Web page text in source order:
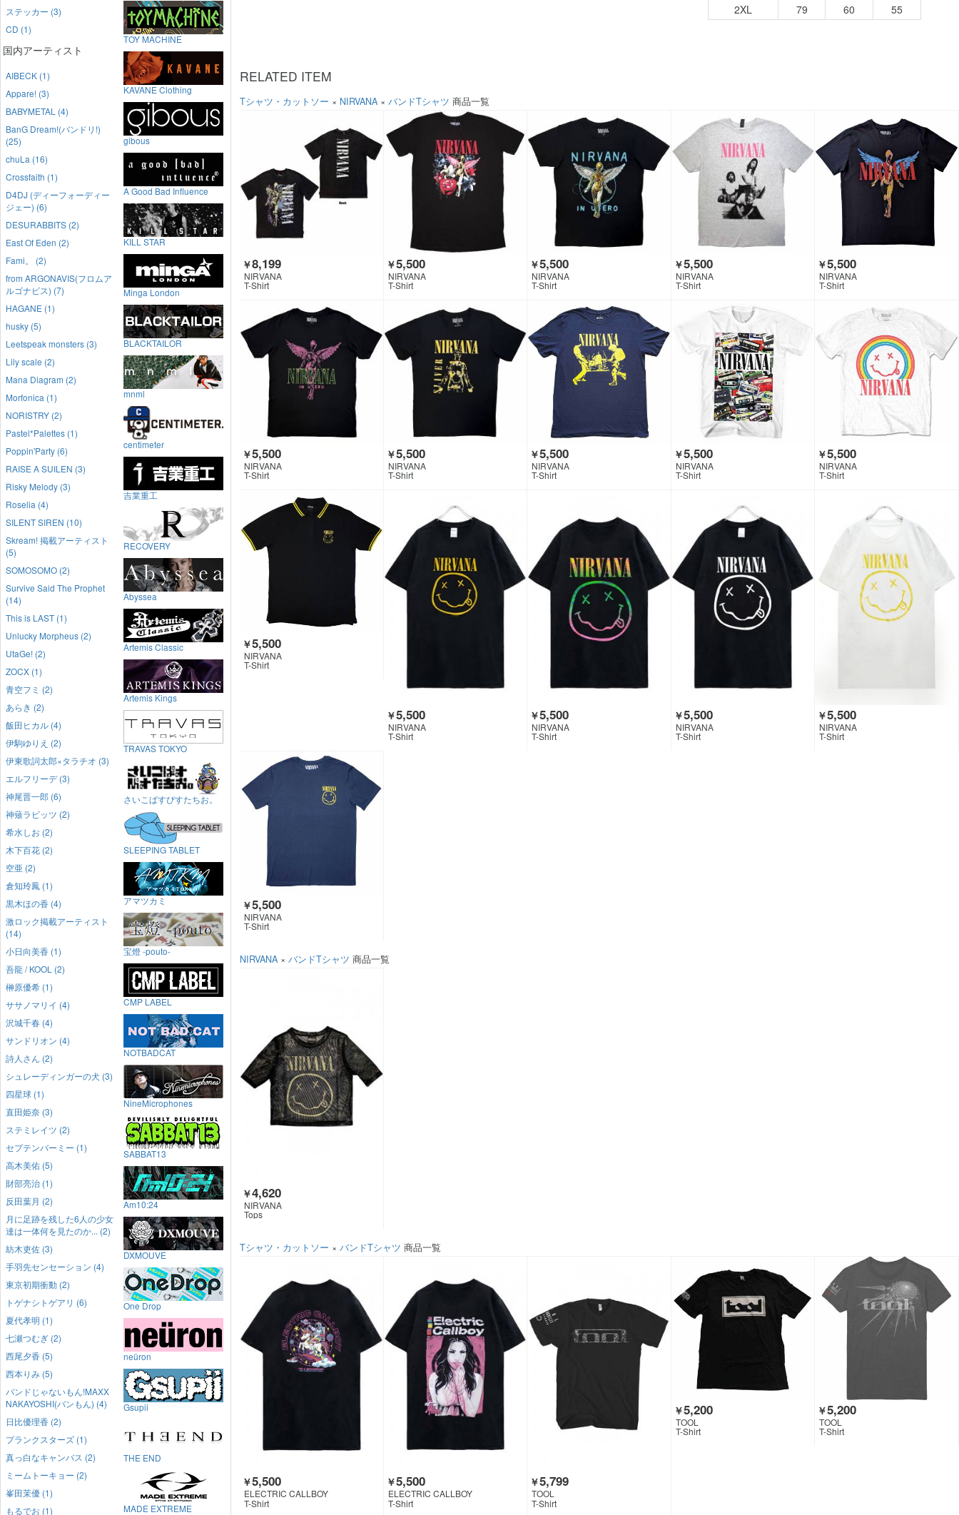
2XL
79 60 55
RELATED ITEM
Tシャツ・カットソー × NIRVANA × バンドTシャツ 商品一覧
￥8,199
NIRVANA
T-Shirt
￥5,500
NIRVANA
T-Shirt
￥5,500
NIRVANA
T-Shirt
￥5,500
NIRVANA
T-Shirt
￥5,500
NIRVANA
T-Shirt
￥5,500
NIRVANA
T-Shirt
￥5,500
NIRVANA
T-Shirt
￥5,500
NIRVANA
T-Shirt
￥5,500
NIRVANA
T-Shirt
￥5,500
NIRVANA
T-Shirt
￥5,500
NIRVANA
T-Shirt
￥5,500
NIRVANA
T-Shirt
￥5,500
NIRVANA
T-Shirt
￥5,500
NIRVANA
T-Shirt
￥5,500
NIRVANA
T-Shirt
￥5,500
NIRVANA
T-Shirt
NIRVANA × バンドTシャツ 商品一覧
￥4,620
NIRVANA
Tops
Tシャツ・カットソー × バンドTシャツ 商品一覧
￥5,500
ELECTRIC CALLBOY
T-Shirt
￥5,500
ELECTRIC CALLBOY
T-Shirt
￥5,799
TOOL
T-Shirt
￥5,200
TOOL
T-Shirt
￥5,200
TOOL
T-Shirt
ステッカー (3)
CD (1)
国内アーティスト
AIBECK (1)
Appare! (3)
BABYMETAL (4)
BanG Dream!(バンドリ!)
(25)
chuLa (16)
Crossfaith (1)
D4DJ (ディーフォーディー
ジェー) (6)
DESURABBITS (2)
East Of Eden (2)
Fami。 (2)
from ARGONAVIS(フロムア
ルゴナビス) (7)
HAGANE (1)
husky (5)
Leetspeak monsters (3)
Lily scale (2)
Mana Diagram (2)
Morfonica (1)
NORISTRY (2)
Pastel*Palettes (1)
Poppin'Party (6)
RAISE A SUILEN (3)
Risky Melody (3)
Roselia (4)
SILENT SIREN (10)
Skream! 掲載アーティスト
(5)
SOMOSOMO (2)
Survive Said The Prophet
(14)
This is LAST (1)
Unlucky Morpheus (2)
UtaGe! (2)
ZOCX (1)
青空フミ (2)
あらき (2)
飯田ヒカル (4)
伊駒ゆりえ (2)
伊東歌詞太郎×タラチオ (3)
エルフリーデ (3)
神尾晋一郎 (6)
神薙ラビッツ (2)
希水しお (2)
木下百花 (2)
空亜 (2)
倉知玲鳳 (1)
黒木ほの香 (4)
激ロック掲載アーティスト
(14)
小日向美香 (1)
吾龍 / KOOL (2)
榊原優希 (1)
ササノマリイ (4)
沢城千春 (4)
サンドリオン (4)
詩人さん (2)
シュレーディンガーの犬 (3)
四星球 (1)
直田姫奈 (3)
ステミレイツ (2)
セプテンバーミー (1)
高木美佑 (5)
財部亮治 (1)
反田葉月 (2)
月に足跡を残した6人の少女
達は一体何を見たのか... (2)
紡木吏佐 (3)
手羽先センセーション (4)
東京初期衝動 (2)
トゲナシトゲアリ (6)
夏代孝明 (1)
七瀬つむぎ (2)
西尾夕香 (5)
西本りみ (5)
バンドじゃないもん!MAXX
NAKAYOSHI(バンもん) (4)
日比優理香 (2)
プランクスターズ (1)
真っ白なキャンバス (2)
ミームトーキョー (2)
峯田茉優 (1)
もるでお (1)
TOY MACHINE
KAVANE Clothing
gibous
A Good Bad Influence
KILL STAR
Minga London
BLACKTAILOR
mnml
centimeter
吉業重工
RECOVERY
Abyssea
Artemis Classic
Artemis Kings
TRAVAS TOKYO
さいこぱすぴすたちお。
SLEEPING TABLET
アマツカミ
宝燈 -pouto-
CMP LABEL
NOTBADCAT
NineMicrophones
SABBAT13
Am10:24
DXMOUVE
One Drop
neüron
Gsupii
THE END
MADE EXTREME